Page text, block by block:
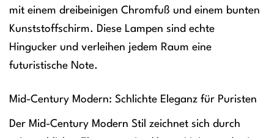
mit einem dreibeinigen Chromfuß und einem bunten
Kunststoffschirm. Diese Lampen sind echte
Hingucker und verleihen jedem Raum eine
futuristische Note.
Mid-Century Modern: Schlichte Eleganz für Puristen
Der Mid-Century Modern Stil zeichnet sich durch